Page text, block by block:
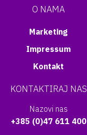
O NAMA
Marketing
Impressum
Kontakt
KONTAKTIRAJ NAS
Nazovi nas
+385 (0)47 611 400